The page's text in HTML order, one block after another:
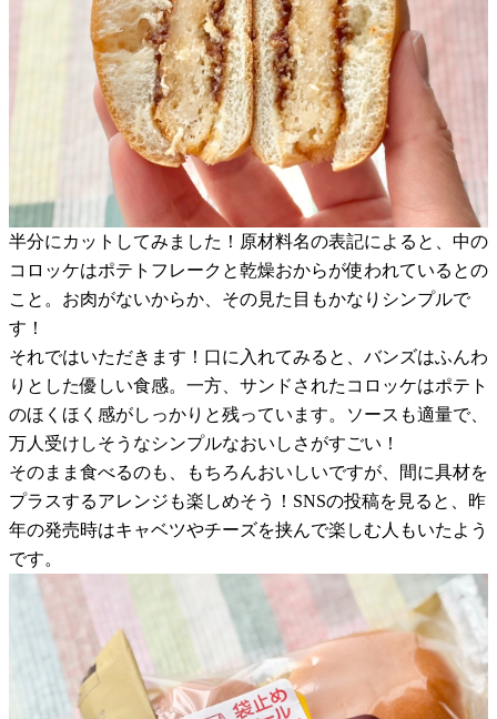
半分にカットしてみました！原材料名の表記によると、中の
コロッケはポテトフレークと乾燥おからが使われているとの
こと。お肉がないからか、その見た目もかなりシンプルで
す！
それではいただきます！口に入れてみると、バンズはふんわ
りとした優しい食感。一方、サンドされたコロッケはポテト
のほくほく感がしっかりと残っています。ソースも適量で、
万人受けしそうなシンプルなおいしさがすごい！
そのまま食べるのも、もちろんおいしいですが、間に具材を
プラスするアレンジも楽しめそう！SNSの投稿を見ると、昨
年の発売時はキャベツやチーズを挟んで楽しむ人もいたよう
です。